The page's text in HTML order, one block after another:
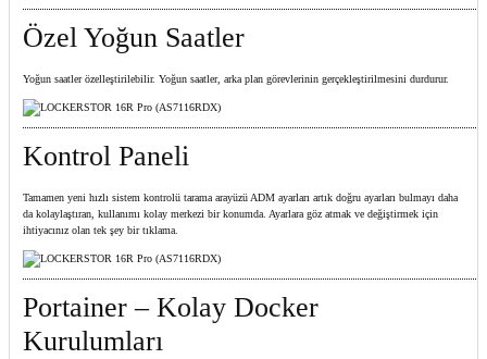
Özel Yoğun Saatler
Yoğun saatler özelleştirilebilir. Yoğun saatler, arka plan görevlerinin gerçekleştirilmesini durdurur.
Kontrol Paneli
Tamamen yeni hızlı sistem kontrolü tarama arayüzü ADM ayarları artık doğru ayarları bulmayı daha
da kolaylaştıran, kullanımı kolay merkezi bir konumda. Ayarlara göz atmak ve değiştirmek için
ihtiyacınız olan tek şey bir tıklama.
Portainer – Kolay Docker
Kurulumları